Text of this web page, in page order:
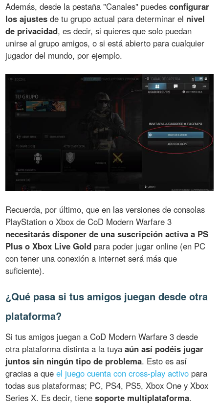
Además, desde la pestaña "Canales" puedesconfigurar
los ajustes de tu grupo actual para determinar el nivel
de privacidad, es decir, si quieres que solo puedan
unirse al grupo amigos, o si está abierto para cualquier
jugador del mundo, por ejemplo.
Recuerda, por último, que en las versiones de consolas
PlayStation o Xbox de CoD Modern Warfare 3
necesitarás disponer de una suscripción activa a PS
Plus o Xbox Live Gold para poder jugar online (en PC
con tener una conexión a internet será más que
suficiente).
¿Qué pasa si tus amigos juegan desde otra
plataforma?
Si tus amigos juegan a CoD Modern Warfare 3 desde
otra plataforma distinta a la tuyaaún así podéis jugar
juntos sin ningún tipo de problema. Esto es así
gracias a queel juego cuenta con cross-play activo para
todas sus plataformas; PC, PS4, PS5, Xbox One y Xbox
Series X. Es decir, tienesoporte multiplataforma.